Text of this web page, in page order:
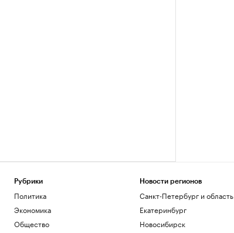
Рубрики
Политика
Экономика
Общество
Новости регионов
Санкт-Петербург и область
Екатеринбург
Новосибирск